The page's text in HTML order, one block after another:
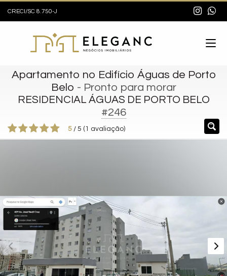
CRECI/SC 8.750-J
Apartamento no Edifício Águas de Porto
Belo - Pronto para morar
RESIDENCIAL ÁGUAS DE PORTO BELO
#246
5 / 5 ( 1 avaliação)